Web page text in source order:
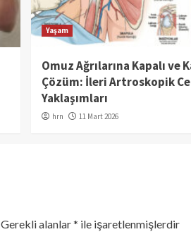
Yaşam
Omuz Ağrılarına Kapalı ve
Çözüm: İleri Artroskopik
Yaklaşımları
hrn 11 Mart 2026
Gerekli alanlar* ile işaretlenmişlerdir